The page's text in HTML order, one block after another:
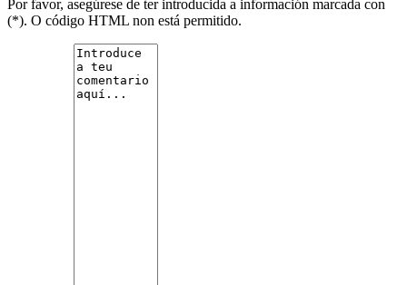
Por favor, asegúrese de ter introducida a información marcada con
(*). O código HTML non está permitido.